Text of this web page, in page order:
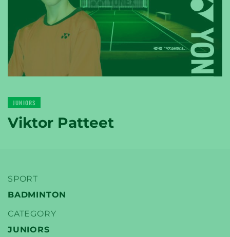
YONEX
GOLF
JUNIORS
Viktor Patteet
SPORT
BADMINTON
CATEGORY
JUNIORS